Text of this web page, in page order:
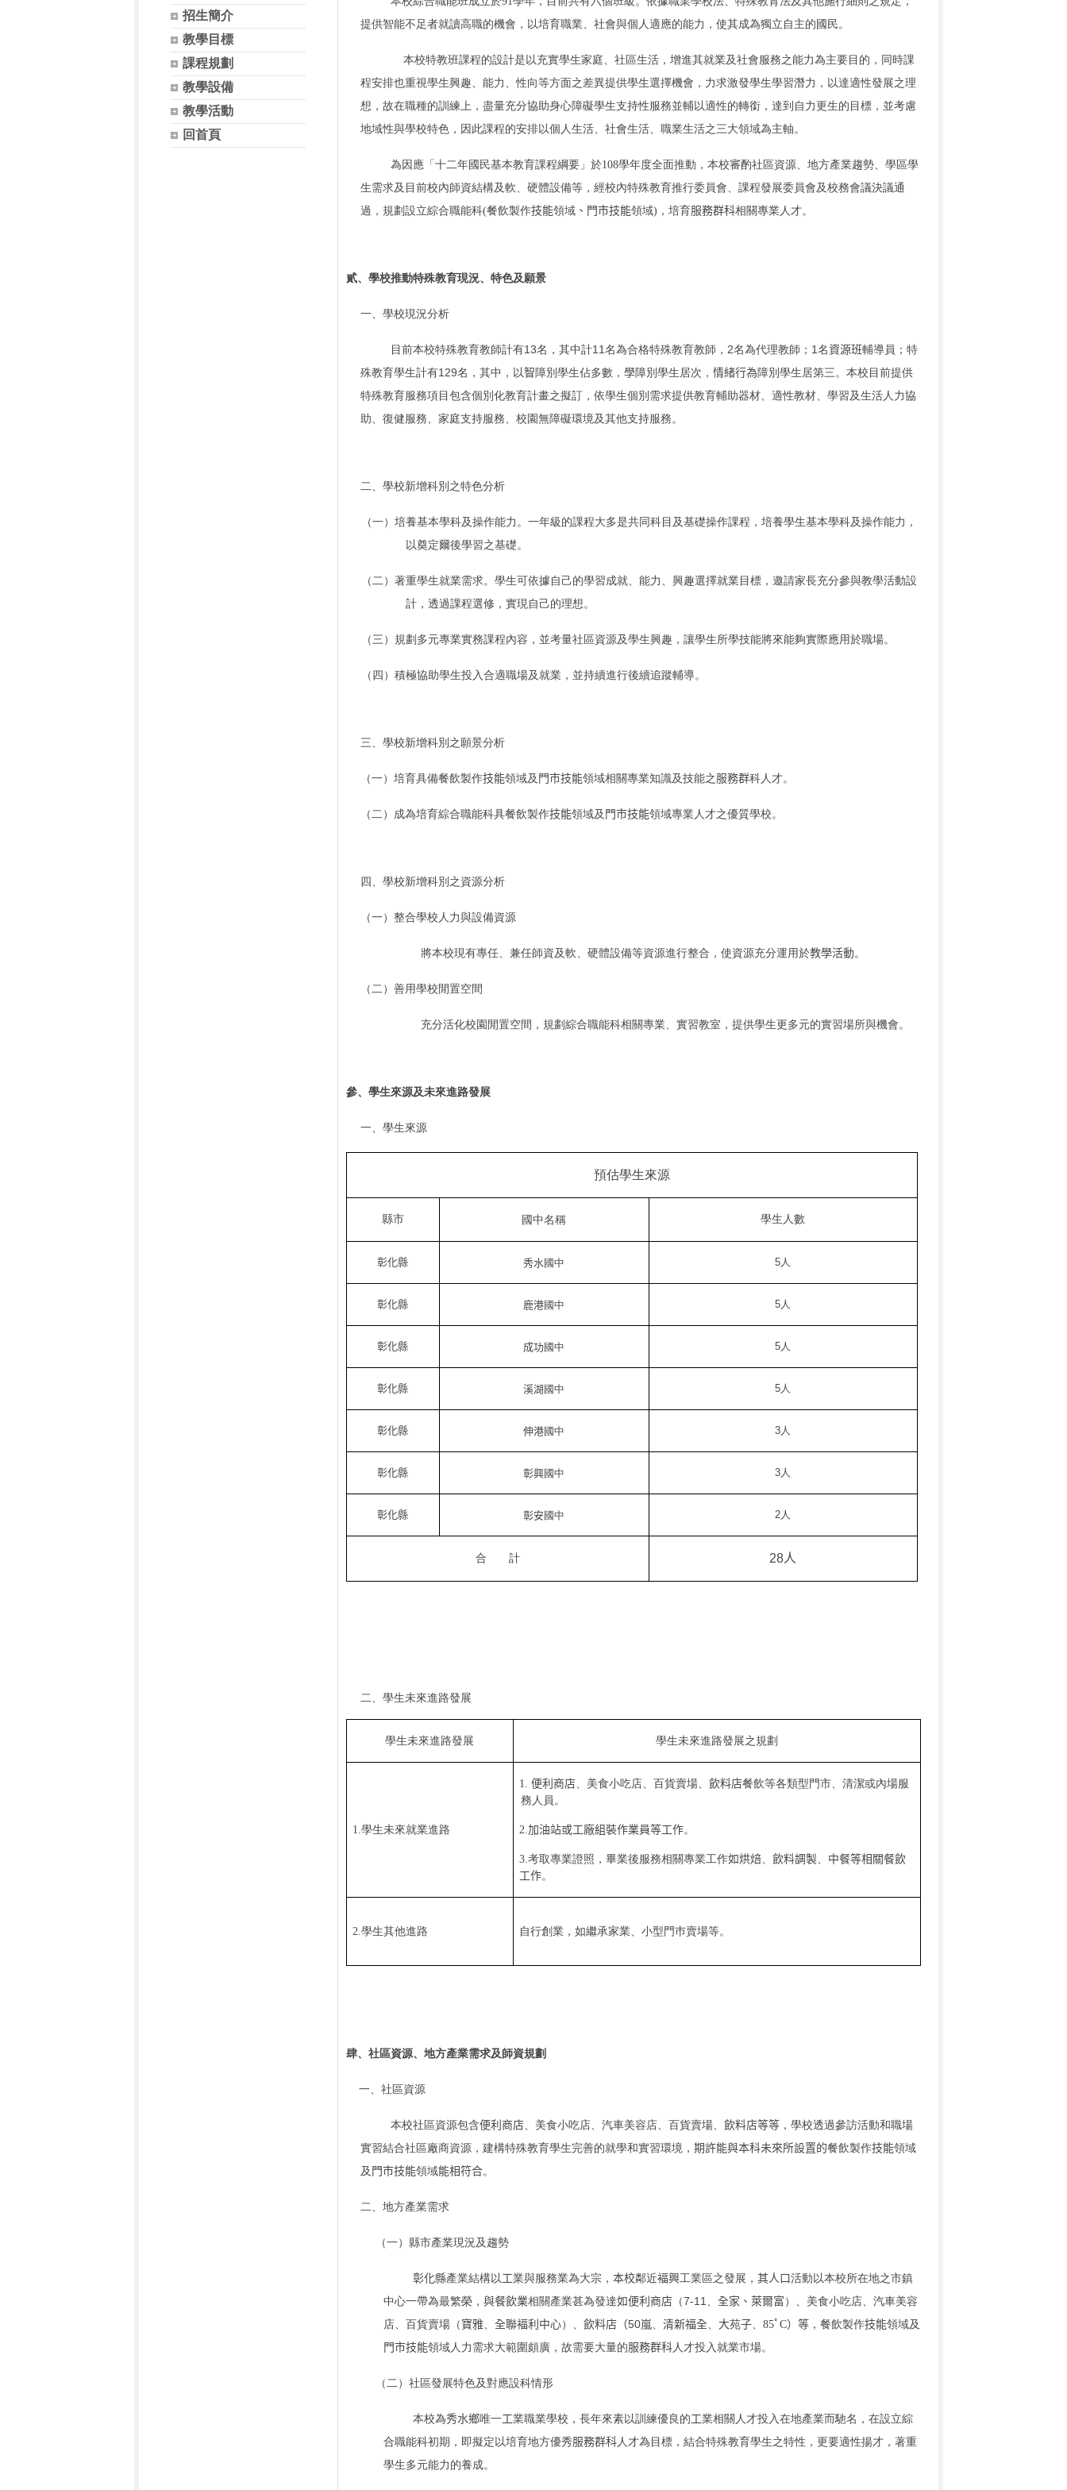
招生簡介
教學目標
課程規劃
教學設備
教學活動
回首頁
提供智能不足者就讀高職的機會，以培育職業、社會與個人適應的能力，使其成為獨立自主的國民。
本校特教班課程的設計是以充實學生家庭、社區生活，增進其就業及社會服務之能力為主要目的，同時課
程安排也重視學生興趣、能力、性向等方面之差異提供學生選擇機會，力求激發學生學習潛力，以達適性發展之理
想，故在職種的訓練上，盡量充分協助身心障礙學生支持性服務並輔以適性的轉銜，達到自力更生的目標，並考慮
地域性與學校特色，因此課程的安排以個人生活、社會生活、職業生活之三大領域為主軸。
為因應「十二年國民基本教育課程綱要」於108學年度全面推動，本校審酌社區資源、地方產業趨勢、學區學
生需求及目前校內師資結構及軟、硬體設備等，經校內特殊教育推行委員會、課程發展委員會及校務會議決議通
過，規劃設立綜合職能科(餐飲製作技能領域 、 門市技能領域)，培育服務群科相關專業人才。
貳、學校推動特殊教育現況、特色及願景
一、學校現況分析
目前本校特殊教育教師計有13名，其中計11名為合格特殊教育教師 ，2名為代理教師； 1名資源班輔導員；特
殊教育學生計有129名，其中 ，以智 障別學生佔多數，學障別學生居次，情緒行為 障別學生居第三。本校目前提供
特殊教育服務項目包含個別化教育計畫之擬訂，依學生個別需求提供教育輔助器材、適性教材、學習及生活人力協
助、復健服務、家庭支持服務、校園無障礙環境及其他支持服務。
二、學校新增科別之特色分析
（一）培養基本學科及操作能力。一年級的課程大多是共同科目及基礎操作課程，培養學生基本學科及操作能力，
以奠定爾後學習之基礎。
（二）著重學生就業需求。學生可依據自己的學習成就、能力、興趣選擇就業目標，邀請家長充分參與教學活動設
計，透過課程選修，實現自己的理想。
（三）規劃多元專業實務課程內容，並考量社區資源及學生興趣 ，讓學生所學技能將來能夠實際應用於職場。
（四）積極協助學生投入合適職場及就業，並持續進行後續追蹤輔導。
三、學校新增科別之願景分析
（一）培育具備餐飲製作技能領域及 門市技能領域相關專業知識及技能之 服務群科人才。
（二）成為培育綜合職能科具餐飲製作技能領域及 門市技能領域專業人才之優質學校。
四、學校新增科別之資源分析
（一）整合學校人力與設備資源
將本校現有專任、兼任師資及軟、硬體設備等資源進行整合，使資源充分運用於教學活動。
（二）善用學校閒置空間
充分活化校園閒置空間，規劃綜合職能科相關專業、實習教室，提供學生更多元的實習場所與機會。
參、學生來源及未來進路發展
一、學生來源
預估學生來源
縣市 國中名稱 學生人數
彰化縣 秀水國中 5人
彰化縣 鹿港國中 5人
彰化縣 成功國中 5人
彰化縣 溪湖 國中 5人
彰化縣 伸港國中 3人
彰化縣 彰興國中 3人
彰化縣 彰安國中 2人
合 計 28人
二、學生未來進路發展
學生未來進路發展 學生未來進路發展之規劃
1.學生未來就業進路
1. 便利商店、美食小吃店、百貨賣場、 飲料店餐飲等各類型門市、清潔或內場服
務人員。
2.加油站或工廠組裝作業員等工作。
3.考取專業證照，畢業後服務相關專業工作如烘焙、 飲料調製、 中餐等相關餐飲
工作。
2.學生其他進路 自行創業，如繼承家業、小型門巿賣場等。
肆、社區資源、地方產業需求及師資規劃
一、社區資源
本校社區資源包含便利商店、美食小吃店、汽車美容店、百貨賣場、飲料店等等 ，學校透過參訪活動和職場
實習結合社區廠商資源，建構特殊教育學生完善的就學和實習環境，期許能與本科未來所設置的餐飲製作技能領域
及 門市技能領域能相符合。
二、地方產業需求
（一）縣市產業現況及趨勢
彰化縣產業結構以工業與服務業為大宗，本校鄰近褔興工業區之發展，其人口活動以本校所在地之市鎮
中心一帶為最繁榮， 與餐飲業相關產業甚為發達如便利商店（7-11 、 全家 、 萊爾富 ）、美食小吃店、汽車美容
店、百貨賣場（ 寶雅、 全聯褔利中心） 、 飲料店（50嵐、 清新福全、 大苑子、 85ﾟ C）等， 餐飲製作技能領域及
門市技能領域人力需求大範圍頗廣，故需要大量的服務群科人才投入就業市場。
（二）社區發展特色及對應設科情形
本校為秀水鄉唯一工業職業學校，長年來素以訓練優良的工業相關人才投入在地產業而馳名 ，在設立綜
合職能科初期，即擬定以培育地方優秀服務群科人才為目標，結合特殊教育學生之特性 ，更要適性揚才，著重
學生多元能力的養成。